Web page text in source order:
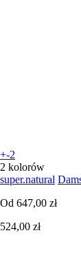
+-2
2 kolorów
super.natural
Od 647,00 zł
524,00 zł